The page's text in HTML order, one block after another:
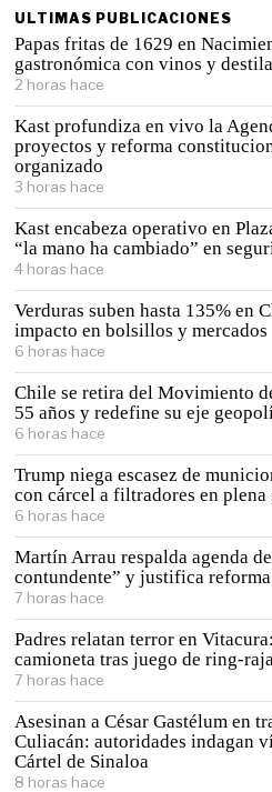
ULTIMAS PUBLICACIONES
Papas fritas de 1629 en
gastronómica con vinos y
2 horas hace
Kast profundiza en vivo la
proyectos y reforma
organizado
3 horas hace
Kast encabeza operativo en
“la mano ha cambiado” en
4 horas hace
Verduras suben hasta 135% en
impacto en bolsillos y mercados
6 horas hace
Chile se retira del Movimiento
55 años y redefine su eje
6 horas hace
Trump niega escasez de
con cárcel a filtradores en
6 horas hace
Martín Arrau respalda agenda
contundente” y justifica
7 horas hace
Padres relatan terror en
camioneta tras juego de ring-raja
7 horas hace
Asesinan a César Gastélum en
Culiacán: autoridades indagan
Cártel de Sinaloa
8 horas hace